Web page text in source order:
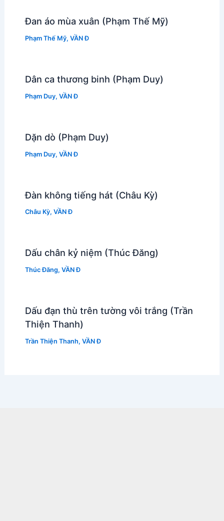
Đan áo mùa xuân (Phạm Thế Mỹ)
Phạm Thế Mỹ, VẦN Đ
Dân ca thương binh (Phạm Duy)
Phạm Duy, VẦN Đ
Dặn dò (Phạm Duy)
Phạm Duy, VẦN Đ
Đàn không tiếng hát (Châu Kỳ)
Châu Kỳ, VẦN Đ
Dấu chân kỷ niệm (Thúc Đăng)
Thúc Đăng, VẦN Đ
Dấu đạn thù trên tường vôi trắng (Trần
Thiện Thanh)
Trần Thiện Thanh, VẦN Đ